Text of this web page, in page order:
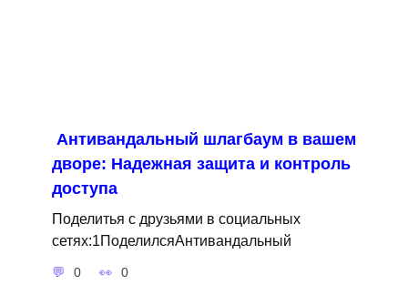
Антивандальный шлагбаум в вашем
дворе: Надежная защита и контроль
доступа
Поделитья с друзьями в социальных
сетях:1ПоделилсяАнтивандальный
0 0